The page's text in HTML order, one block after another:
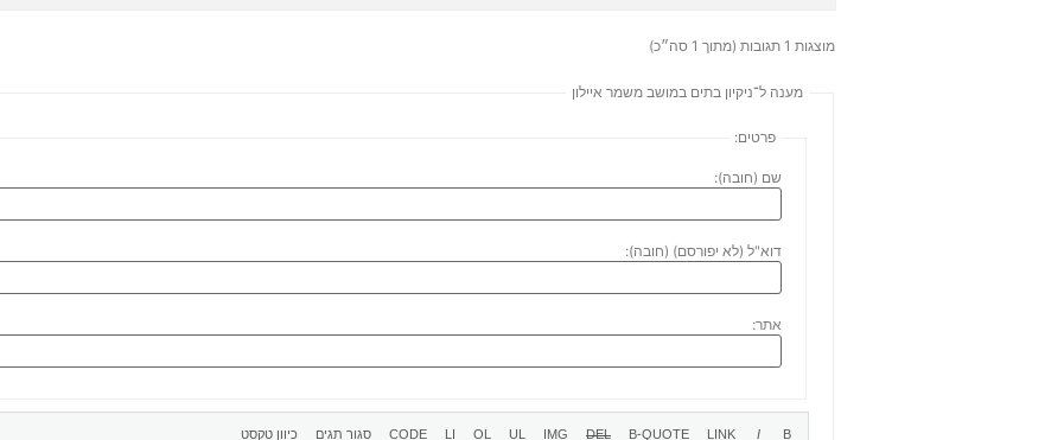
מוצגות 1 תגובות (מתוך 1 סה״כ)
מענה ל־ניקיון בתים במושב משמר איילון
פרטים:
שם (חובה):
דוא"ל (לא יפורסם) (חובה):
אתר: